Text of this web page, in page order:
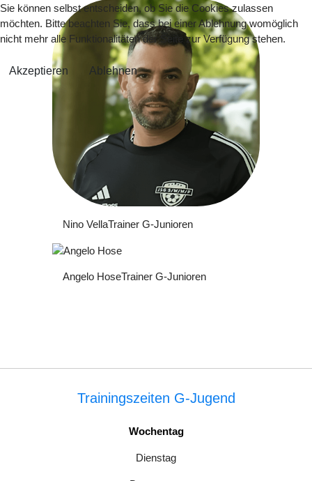
Nino VellaTrainer G-Junioren
Angelo HoseTrainer G-Junioren
Trainingszeiten G-Jugend
Wochentag
Dienstag
Sie können selbst entscheiden, ob Sie die Cookies zulassen
möchten. Bitte beachten Sie, dass bei einer Ablehnung womöglich
nicht mehr alle Funktionalitäten der Seite zur Verfügung stehen.
Akzeptieren Ablehnen